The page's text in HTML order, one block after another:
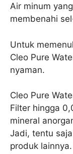
Air minum
membenahi
Untuk
Cleo Pure
nyaman.
Cleo Pure
Filter hingga
mineral
Jadi, tentu
produk lainnya.